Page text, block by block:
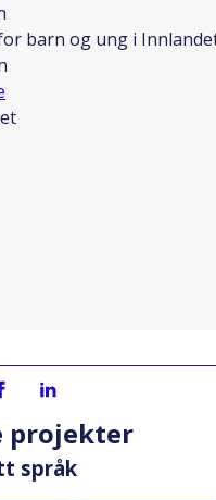
barn og ung i
på Facebook
Del på Linkedin
projekter
språk